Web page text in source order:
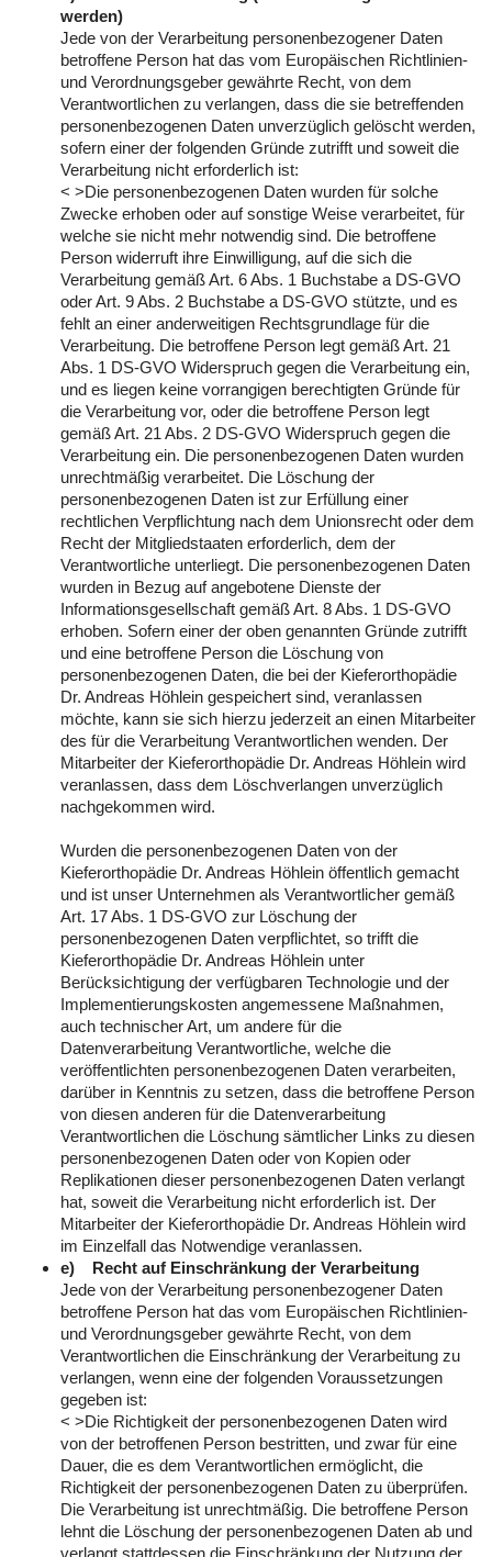
werden)
Jede von der Verarbeitung personenbezogener Daten
betroffene Person hat das vom Europäischen Richtlinien-
und Verordnungsgeber gewährte Recht, von dem
Verantwortlichen zu verlangen, dass die sie betreffenden
personenbezogenen Daten unverzüglich gelöscht werden,
sofern einer der folgenden Gründe zutrifft und soweit die
Verarbeitung nicht erforderlich ist:
< >Die personenbezogenen Daten wurden für solche
Zwecke erhoben oder auf sonstige Weise verarbeitet, für
welche sie nicht mehr notwendig sind. Die betroffene
Person widerruft ihre Einwilligung, auf die sich die
Verarbeitung gemäß Art. 6 Abs. 1 Buchstabe a DS-GVO
oder Art. 9 Abs. 2 Buchstabe a DS-GVO stützte, und es
fehlt an einer anderweitigen Rechtsgrundlage für die
Verarbeitung. Die betroffene Person legt gemäß Art. 21
Abs. 1 DS-GVO Widerspruch gegen die Verarbeitung ein,
und es liegen keine vorrangigen berechtigten Gründe für
die Verarbeitung vor, oder die betroffene Person legt
gemäß Art. 21 Abs. 2 DS-GVO Widerspruch gegen die
Verarbeitung ein. Die personenbezogenen Daten wurden
unrechtmäßig verarbeitet. Die Löschung der
personenbezogenen Daten ist zur Erfüllung einer
rechtlichen Verpflichtung nach dem Unionsrecht oder dem
Recht der Mitgliedstaaten erforderlich, dem der
Verantwortliche unterliegt. Die personenbezogenen Daten
wurden in Bezug auf angebotene Dienste der
Informationsgesellschaft gemäß Art. 8 Abs. 1 DS-GVO
erhoben. Sofern einer der oben genannten Gründe zutrifft
und eine betroffene Person die Löschung von
personenbezogenen Daten, die bei der Kieferorthopädie
Dr. Andreas Höhlein gespeichert sind, veranlassen
möchte, kann sie sich hierzu jederzeit an einen Mitarbeiter
des für die Verarbeitung Verantwortlichen wenden. Der
Mitarbeiter der Kieferorthopädie Dr. Andreas Höhlein wird
veranlassen, dass dem Löschverlangen unverzüglich
nachgekommen wird.
Wurden die personenbezogenen Daten von der
Kieferorthopädie Dr. Andreas Höhlein öffentlich gemacht
und ist unser Unternehmen als Verantwortlicher gemäß
Art. 17 Abs. 1 DS-GVO zur Löschung der
personenbezogenen Daten verpflichtet, so trifft die
Kieferorthopädie Dr. Andreas Höhlein unter
Berücksichtigung der verfügbaren Technologie und der
Implementierungskosten angemessene Maßnahmen,
auch technischer Art, um andere für die
Datenverarbeitung Verantwortliche, welche die
veröffentlichten personenbezogenen Daten verarbeiten,
darüber in Kenntnis zu setzen, dass die betroffene Person
von diesen anderen für die Datenverarbeitung
Verantwortlichen die Löschung sämtlicher Links zu diesen
personenbezogenen Daten oder von Kopien oder
Replikationen dieser personenbezogenen Daten verlangt
hat, soweit die Verarbeitung nicht erforderlich ist. Der
Mitarbeiter der Kieferorthopädie Dr. Andreas Höhlein wird
im Einzelfall das Notwendige veranlassen.
e) Recht auf Einschränkung der Verarbeitung
Jede von der Verarbeitung personenbezogener Daten
betroffene Person hat das vom Europäischen Richtlinien-
und Verordnungsgeber gewährte Recht, von dem
Verantwortlichen die Einschränkung der Verarbeitung zu
verlangen, wenn eine der folgenden Voraussetzungen
gegeben ist:
< >Die Richtigkeit der personenbezogenen Daten wird
von der betroffenen Person bestritten, und zwar für eine
Dauer, die es dem Verantwortlichen ermöglicht, die
Richtigkeit der personenbezogenen Daten zu überprüfen.
Die Verarbeitung ist unrechtmäßig. Die betroffene Person
lehnt die Löschung der personenbezogenen Daten ab und